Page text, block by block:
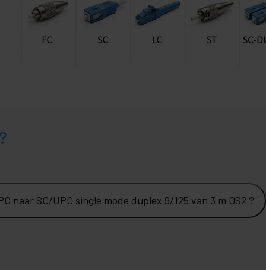
naar SC/UPC single mode duplex 9/125 van 3 m OS2 ?